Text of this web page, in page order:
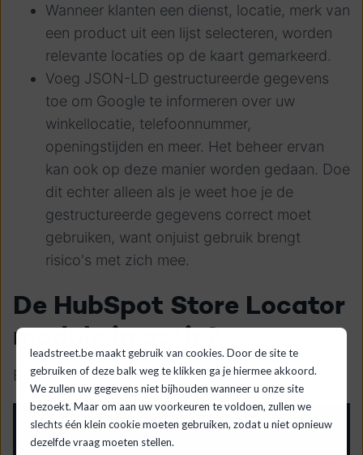
leadstreet.be maakt gebruik van cookies. Door de site te
gebruiken of deze balk weg te klikken ga je hiermee akkoord.
We zullen uw gegevens niet bijhouden wanneer u onze site
bezoekt. Maar om aan uw voorkeuren te voldoen, zullen we
slechts één klein cookie moeten gebruiken, zodat u niet opnieuw
dezelfde vraag moeten stellen.
Wanneer klanten een dienst, locatie, merk van
een product uit een lijst selecteren, worden
relevante locaties op de kaart gemarkeerd.
Voeg JSON-LD gestructureerde gegevens
toe om Google te informeren over uw
winkellocatie, telefoonnummer,
openingstijden en meer. Het beheer ervan
kan ook op deze manier worden gedaan. Doe
dit echter alleen als je weet hoe je de
gestructureerde gegevens correct moet
gebruiken, want onjuist gebruik brengt
risico's met zich mee.
De HubSpot Store Locator
module in actie?
Bekijk de video, oflees de documentatie na.